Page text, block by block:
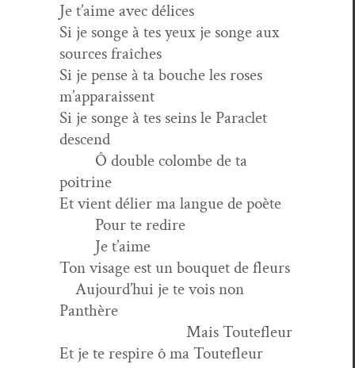
Je t’aime avec délices
Si je songe à tes yeux je songe aux
sources fraîches
Si je pense à ta bouche les ros­es
m’apparaissent
Si je songe à tes seins le Par­a­clet
descend
Ô dou­ble colombe de ta
poitrine
Et vient déli­er ma langue de poète
Pour te redire
Je t’aime
Ton vis­age est un bou­quet de fleurs
Aujourd’hui je te vois non
Panthère
Mais Toutefleur
Et je te respire ô ma Toutefleur